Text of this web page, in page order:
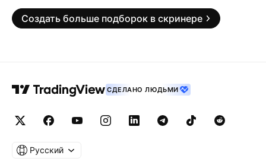
Создать больше подборок в скринере
СДЕЛАНО ЛЮДЬМИ
Русский